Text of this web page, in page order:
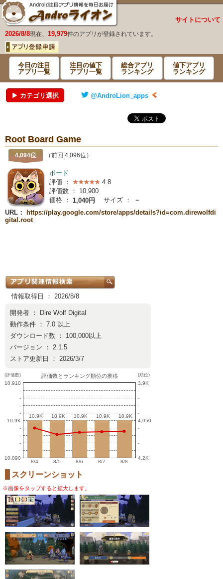
サイトについて
2026/8/8現在、 19,979件のアプリが登録されています。
今日の注目
アプリ一覧
注目の値下
アプリ一覧
総合アプリ
ランキング
値下アプリ
ランキング
▶ カテゴリ選択 @AndroLion_apps
Root Board Game
4,094位 （前回 4,096位）
ボード
評価 ：
4.8
評価数 ： 10,900
価格 ： 1,040円 サイズ ：
－
URL：
https://play.google.com/store/apps/details?id=com.direwolfdi
gital.root
情報取得日 ： 2026/8/8
開発者 ：
Dire Wolf Digital
動作条件 ： 7.0 以上
ダウンロード数 ： 100,000以上
バージョン ： 2.1.5
ストア更新日 ： 2026/3/7
(評価数)
10,910
-
-
-
-
10.9K
-
-
-
-
10,890
評価数とランキング順位の推移
10.9K
10.9K 10.9K
10.9K 10.9K
10.9K 10.9K
10.9K 10.9K
10.9K
8/4 8/5 8/6 8/7 8/8
(順位)
3.9K
-
-
-
-
4,050
-
-
-
-
4.2K
スクリーンショット
※画像をタップすると拡大します。